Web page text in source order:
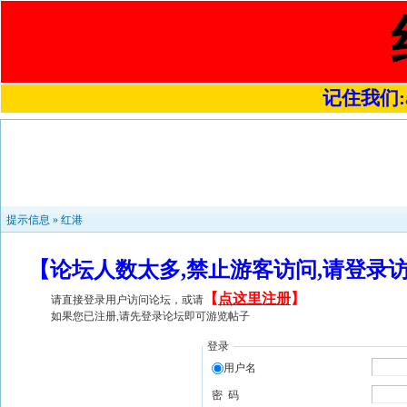
记住我们
提示信息 » 红港
【论坛人数太多,禁止游客访问,请登
请直接登录用户访问论坛，或请 【 点这里注册】
如果您已注册,请先登录论坛即可游览帖子
登录
用户名
密 码